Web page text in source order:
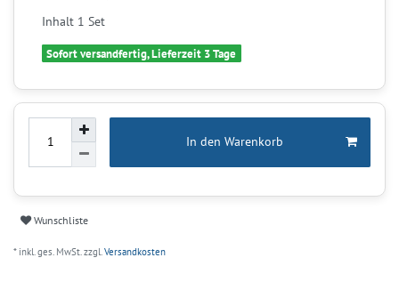
Inhalt 1 Set
Sofort versandfertig, Lieferzeit 3 Tage
In den Warenkorb
Wunschliste
* inkl. ges. MwSt. zzgl.Versandkosten